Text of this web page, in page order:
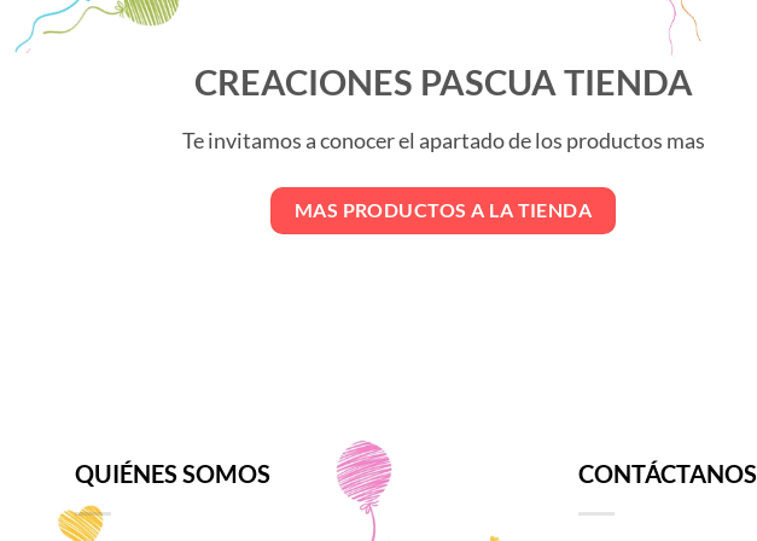
CREACIONES PASCUA TIENDA
Te invitamos a conocer el apartado de los productos mas
MAS PRODUCTOS A LA TIENDA
QUIÉNES SOMOS CONTÁCTANOS